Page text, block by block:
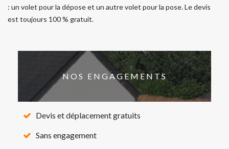
: un volet pour la dépose et un autre volet pour la pose. Le devis
est toujours 100 % gratuit.
NOS ENGAGEMENTS
Devis et déplacement gratuits
Sans engagement